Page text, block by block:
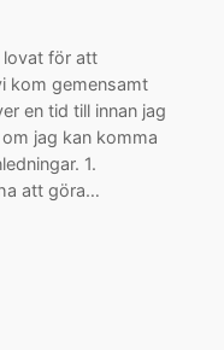
lovat för att
kom gemensamt
en tid till innan jag
jag kan komma
1.
att göra…